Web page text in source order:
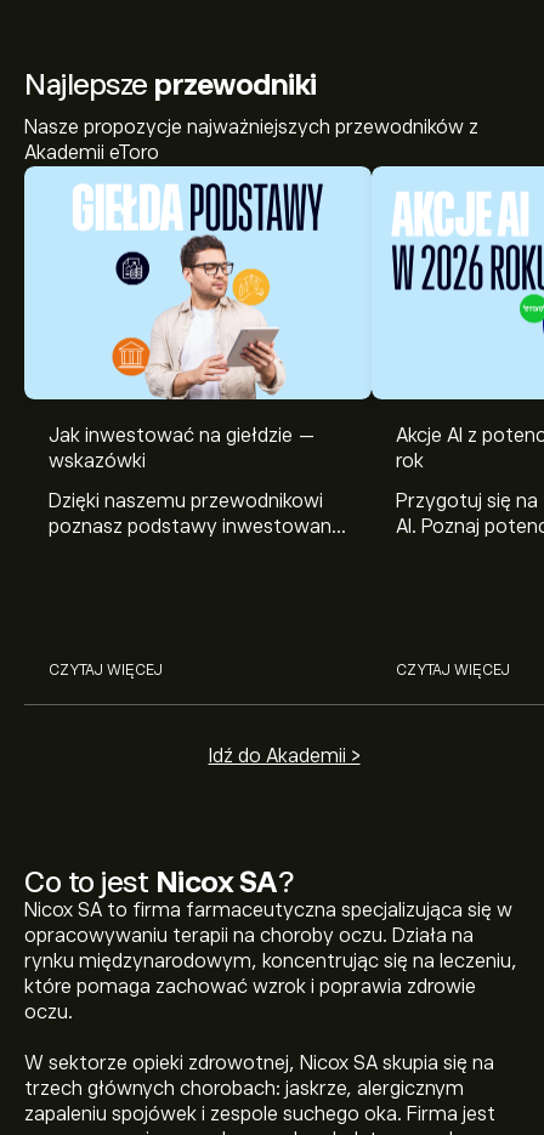
Co to jest Nicox SA?
Nicox SA to firma farmaceutyczna specjalizująca się w
opracowywaniu terapii na choroby oczu. Działa na
rynku międzynarodowym, koncentrując się na leczeniu,
które pomaga zachować wzrok i poprawia zdrowie
oczu.
W sektorze opieki zdrowotnej, Nicox SA skupia się na
trzech głównych chorobach: jaskrze, alergicznym
zapaleniu spojówek i zespole suchego oka. Firma jest
Najlepsze przewodniki
Nasze propozycje najważniejszych przewodników z
Akademii eToro
Jak inwestować na giełdzie —
wskazówki
Dzięki naszemu przewodnikowi
poznasz podstawy inwestowania
CZYTAJ WIĘCEJ
Akcje AI z
rok
Przygotuj się
AI. Poznaj
CZYTAJ WIĘCEJ
Idź do Akademii >